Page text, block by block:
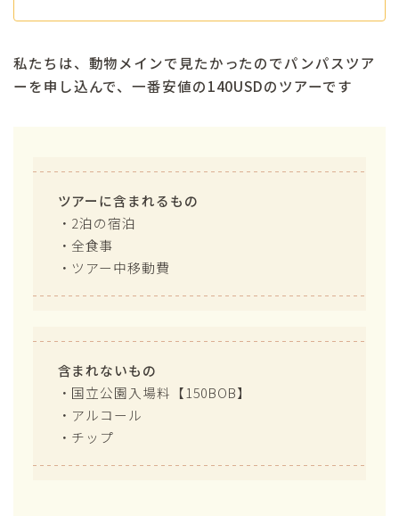
私たちは、動物メインで見たかったのでパンパスツア
ーを申し込んで、一番安値の140USDのツアーです
ツアーに含まれるもの
・2泊の宿泊
・全食事
・ツアー中移動費
含まれないもの
・国立公園入場料【150BOB】
・アルコール
・チップ